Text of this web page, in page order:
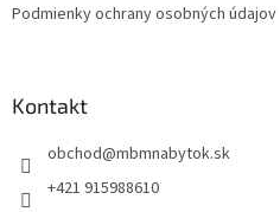
Podmienky ochrany osobných údajov
Kontakt
obchod@mbmnabytok.sk
+421 915988610